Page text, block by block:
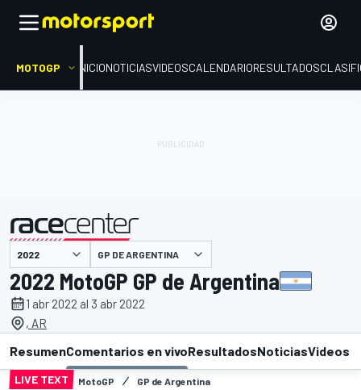
MOTOGP INICIONOTICIASVIDEOSCALENDARIORESULTADOS
GP DE ARGENTINA
2022 MotoGP GP de Argentina
1 abr 2022 al 3 abr 2022
, AR
ResumenComentarios en vivoResultadosNoticiasVideos
LIVE TEXT MotoGP GP de Argentina